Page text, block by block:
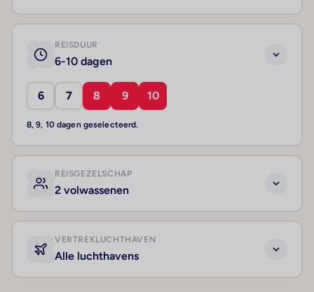
REISDUUR
6-10 dagen
6 7 8 9 10
8, 9, 10 dagen geselecteerd.
REISGEZELSCHAP
2 volwassenen
VERTREKLUCHTHAVEN
Alle luchthavens